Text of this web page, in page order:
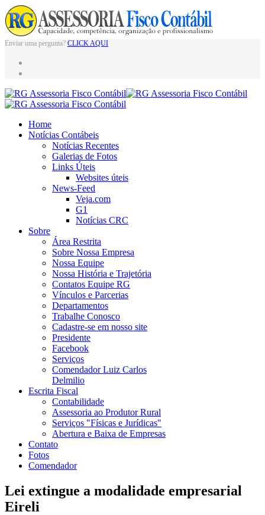
Enviar uma pergunta? CLICK AQUI
Home
Notícias Contábeis
Notícias Recentes
Galerias de Fotos
Links Úteis
Websites úteis
News-Feed
Veja.com
G1
Notícias CRC
Sobre
Área Restrita
Sobre Nossa Empresa
Nossa Equipe
Nossa História e Trajetória
Contatos Equipe RG
Vínculos e Parcerias
Departamentos
Trabalhe Conosco
Cadastre-se em nosso site
Presidente
Facebook
Serviços
Comendador Luiz Carlos
Delmilio
Escrita Fiscal
Contabilidade
Assessoria ao Produtor Rural
Serviços "Físicas e Jurídicas"
Abertura e Baixa de Empresas
Contato
Fotos
Comendador
Lei extingue a modalidade empresarial
Eireli